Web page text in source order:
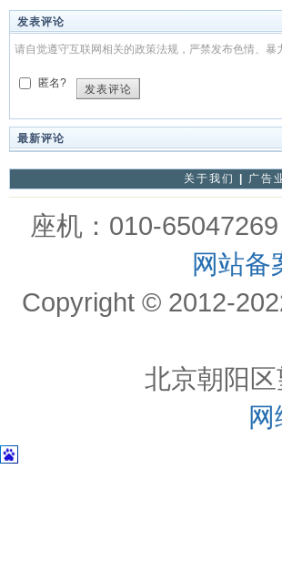
发表评论
请自觉遵守互联网相关的政策法规，严禁发布色情、暴
匿名?
发表评论
最新评论
关于我们 广告
座机：010-
网站备
Copyright © 2012-
北京朝阳